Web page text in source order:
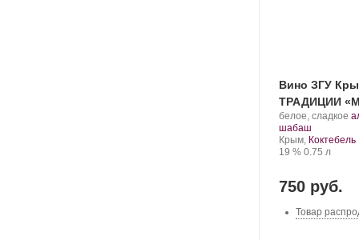
Вино ЗГУ
ТРАДИЦИИ
Производитель:
Завод
марочных
вин
белое, сладкое .
шабаш
Регион:
Крым, Коктебель
Крепость
19 %. Объем
0.75 л
750 руб.
Товар